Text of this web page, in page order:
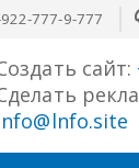
777-9-777
сайт: